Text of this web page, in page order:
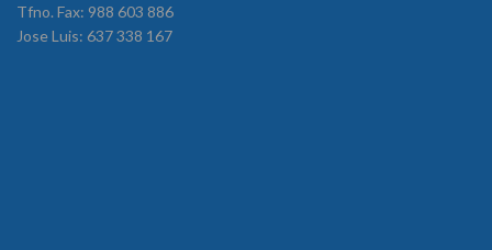
Tfno. Fax: 988 603 886
Jose Luis: 637 338 167